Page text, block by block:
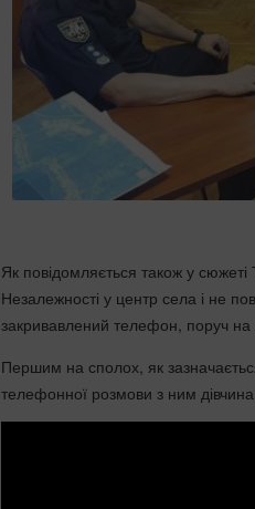
Як повідомляється також у
Незалежності у центр села і не
закривавлений телефон, поруч на
Першим на сполох, як
телефонної розмови з ним дівчина